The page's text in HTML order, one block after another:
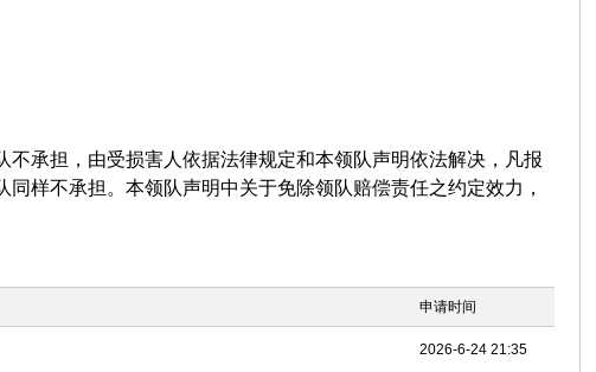
承担，由受损害人依据法律规定和本领队声明依法解决，凡报
样不承担。本领队声明中关于免除领队赔偿责任之约定效力，
申请时间
2026-6-24 21:35